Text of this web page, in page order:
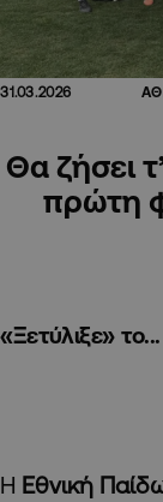
31.03.2026
Θα ζήσει
πρώτη
«Ξετύλιξε»
Η Εθνική